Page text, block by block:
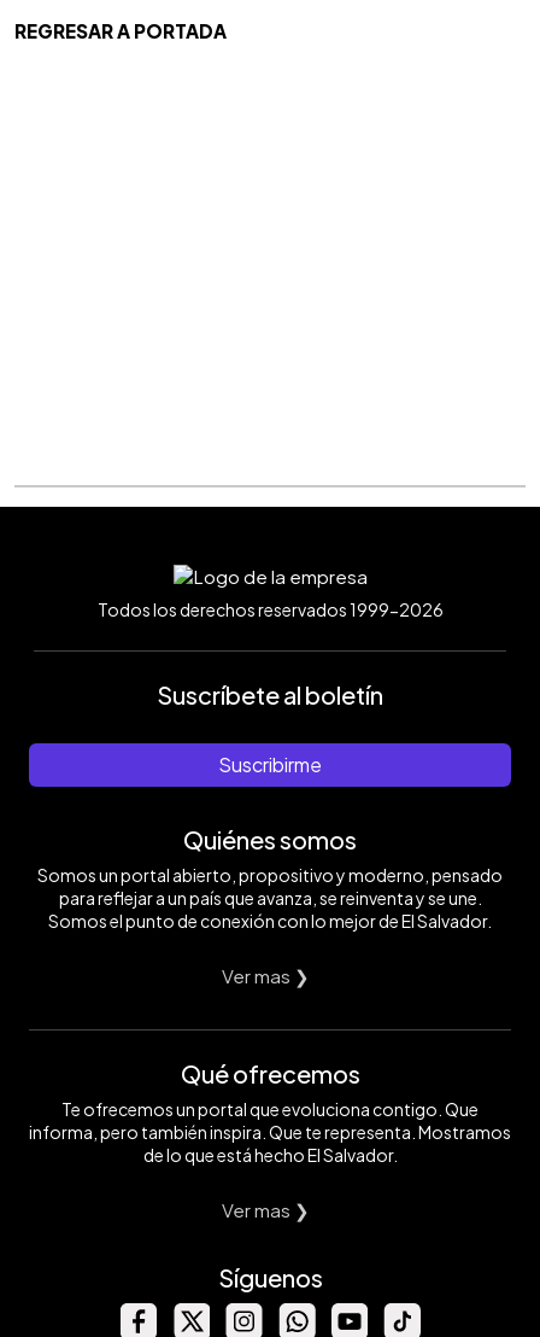
REGRESAR A PORTADA
Todos los derechos reservados 1999-2026
Suscríbete al boletín
Suscribirme
Quiénes somos
Somos un portal abierto, propositivo y moderno, pensado
para reflejar a un país que avanza, se reinventa y se une.
Somos el punto de conexión con lo mejor de El Salvador.
Ver mas ❯
Qué ofrecemos
Te ofrecemos un portal que evoluciona contigo. Que
informa, pero también inspira. Que te representa. Mostramos
de lo que está hecho El Salvador.
Ver mas ❯
Síguenos